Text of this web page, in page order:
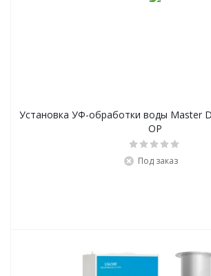
Установка УФ-обработки воды Master
OP
Под заказ